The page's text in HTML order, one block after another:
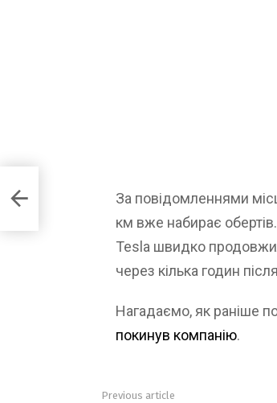
За повідомленнями
км вже набирає
Tesla швидко
через кілька годин
Нагадаємо, як раніше
покинув компанію.
Previous article